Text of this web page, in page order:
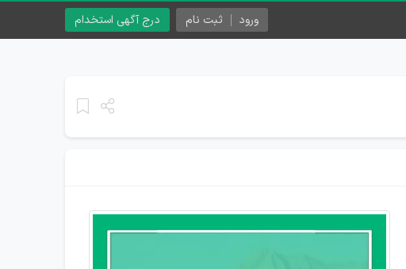
درج آگهی استخدام ورود ثبت نام